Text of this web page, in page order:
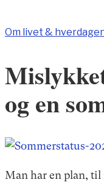
Om livet &
og en
Man har en plan, til